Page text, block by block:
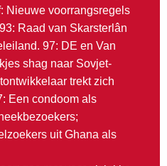
Nieuwe voorrangsregels
Raad van Skarsterlân
97: DE en Van
shag naar Sovjet-
trekt zich
Een condoom als
uit Ghana als